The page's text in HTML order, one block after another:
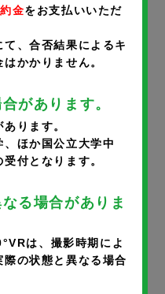
完了メールが届きます。
信で@noka.co.jpをご登録
金をお支払いいただ
、合否結果によるキ
かかりません。
があります。
ります。
、ほか国公立大学中
付となります。
る場合がありま
は、撮影時期によ
際の状態と異なる場合